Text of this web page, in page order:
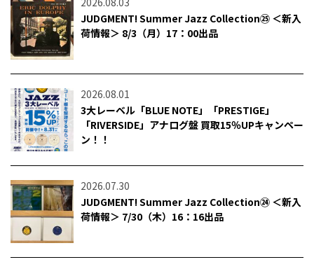
JUDGMENT! Summer Jazz Collection㉕ ＜新入
荷情報＞ 8/3（月）17：00出品
2026.08.01
3大レーベル「BLUE NOTE」「PRESTIGE」
「RIVERSIDE」アナログ盤 買取15％UPキャンペー
ン！！
2026.07.30
JUDGMENT! Summer Jazz Collection㉔ ＜新入
荷情報＞ 7/30（木）16：16出品